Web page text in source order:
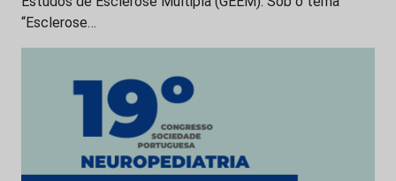
“Esclerose…